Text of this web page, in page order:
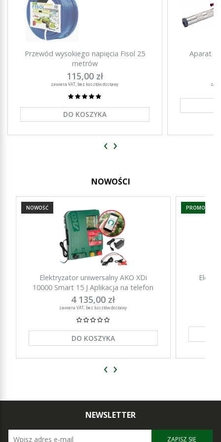
Przewód wysokiego napięcia Fisol 25
metrów
115,00 zł
zawiera VAT, bez kosztów dostawy
DO KOSZYKA
Aparat
‹ ›
NOWOŚCI
Elektryzator uniwersalny AKO XDi
10000 Smart 15 J Aplikacja na telefon
4 135,00 zł
zawiera VAT, bez kosztów dostawy
DO KOSZYKA
NOWOŚĆ PROMOCJA
‹ ›
NEWSLETTER
ZAPISZ SIĘ